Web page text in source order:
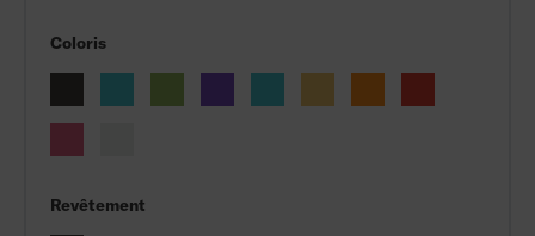
Coloris
Revêtement